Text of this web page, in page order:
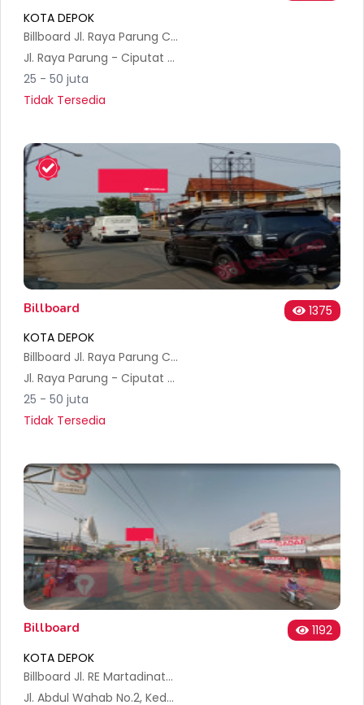
KOTA DEPOK
Billboard Jl. Raya Parung Ciputat. JKT Bogor. Pertigaan Serua ( Dari Sawangan Menuju Ciputat )
Jl. Raya Parung - Ciputat No.3, Serua, Kec. Bojongsari, Kota Depok, Jawa Barat 16517, Indonesia
25 - 50 juta
Tidak Tersedia
Billboard
1375
KOTA DEPOK
Billboard Jl. Raya Parung Ciputat. JKT Bogor. Pertigaan Serua ( Dari Ciputat Menuju Sawangan )
Jl. Raya Parung - Ciputat No.3, Serua, Kec. Bojongsari, Kota Depok, Jawa Barat 16517, Indonesia
25 - 50 juta
Tidak Tersedia
Billboard
1192
KOTA DEPOK
Billboard Jl. RE Martadinata - Cinangka
Jl. Abdul Wahab No.2, Kedaung, Kec. Sawangan, Kota Depok, Jawa Barat 16516, Indonesia